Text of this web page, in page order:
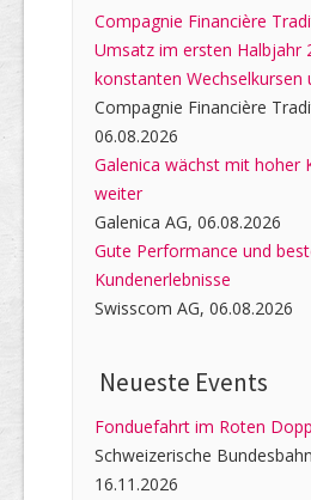
Compagnie Financière
Umsatz im ersten Halbjahr
konstanten Wechselkursen
Compagnie Financière
06.08.2026
Galenica wächst mit hoher
weiter
Galenica AG, 06.08.2026
Gute Performance und
Kundenerlebnisse
Swisscom AG, 06.08.2026
Neueste Events
Fonduefahrt im Roten
Schweizerische
16.11.2026